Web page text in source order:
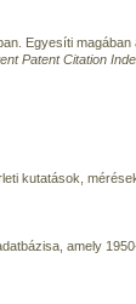
Egyesíti
Patent Citation
kutatások,
amely